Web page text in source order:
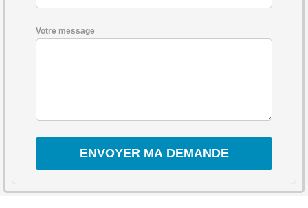
Votre message